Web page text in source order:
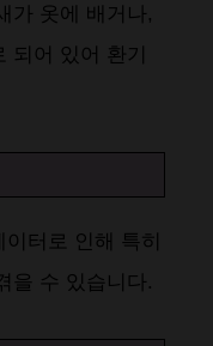
가 옷에 배거나,
되어 있어 환기
터로 인해 특히
을 수 있습니다​​.